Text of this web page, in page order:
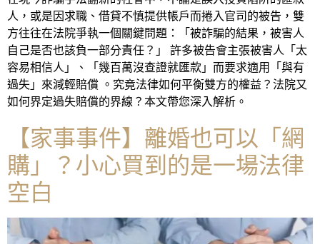
人，或是因求職、借貸不慎提供帳戶而捲入官司的被告，雙
方往往在法院爭執一個關鍵問題：「被詐騙的結果，被害人
自己是否也該負一部分責任？」 許多被告會主張被害人「太
容易相信人」、「幾百萬沒查證就匯款」而要求適用「與有
過失」來減輕賠償 。究竟法律如何平衡雙方的權益？法院又
如何界定過失賠償的界線？本文帶您深入解析。
【家事事件】離婚也可以「網
購」？小心買到的是一場法律
空白